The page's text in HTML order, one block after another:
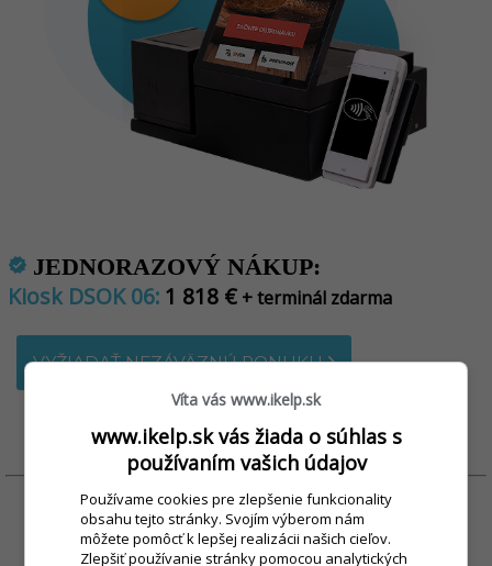
verified JEDNORAZOVÝ NÁKUP:
Kiosk DSOK 06: 1 818 € + terminál zdarma
VYŽIADAŤ NEZÁVÄZNÚ PONUKU
Víta vás www.ikelp.sk
www.ikelp.sk vás žiada o súhlas s
používaním vašich údajov
Používame cookies pre zlepšenie funkcionality
obsahu tejto stránky. Svojím výberom nám
môžete pomôcť k lepšej realizácii našich cieľov.
Zlepšiť používanie stránky pomocou analytických